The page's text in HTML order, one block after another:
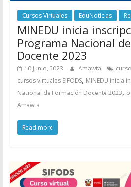
Cursos Virtuales EduNoticias
MINEDU inicia
Programa Nacional
Docente 2023
10 junio, 2023 Amawta
cursos virtuales SIFODS, MINEDU inicia
Nacional de Formación Docente 2023,
Amawta
Read more